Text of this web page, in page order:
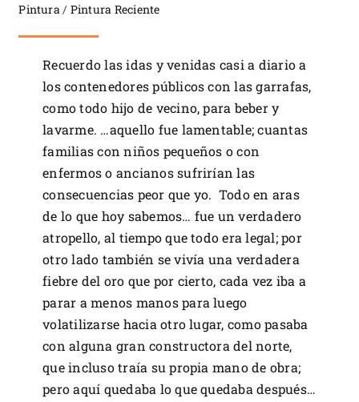
Pintura/ Pintura Reciente
Recuerdo las idas y venidas casi a diario a
los contenedores públicos con las garrafas,
como todo hijo de vecino, para beber y
lavarme. …aquello fue lamentable; cuantas
familias con niños pequeños o con
enfermos o ancianos sufrirían las
consecuencias peor que yo. Todo en aras
de lo que hoy sabemos… fue un verdadero
atropello, al tiempo que todo era legal; por
otro lado también se vivía una verdadera
fiebre del oro que por cierto, cada vez iba a
parar a menos manos para luego
volatilizarse hacia otro lugar, como pasaba
con alguna gran constructora del norte,
que incluso traía su propia mano de obra;
pero aquí quedaba lo que quedaba después…